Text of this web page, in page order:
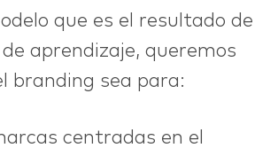
que es el resultado de
aprendizaje, queremos
branding sea para:
centradas en el